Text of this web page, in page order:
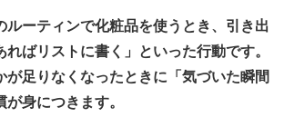
ルーティンで化粧品を使うとき、引き出
ればリストに書く」といった行動です。
が足りなくなったときに「気づいた瞬間
身につきます。